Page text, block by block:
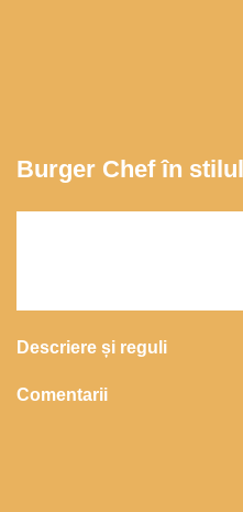
Burger Chef în
Descriere și reguli
Comentarii